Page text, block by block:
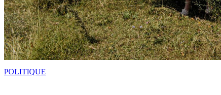
POLITIQUE